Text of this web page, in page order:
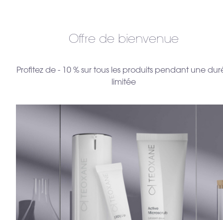
Offre de bienvenue
Profitez de - 10 % sur tous les produits pendant une
limitée